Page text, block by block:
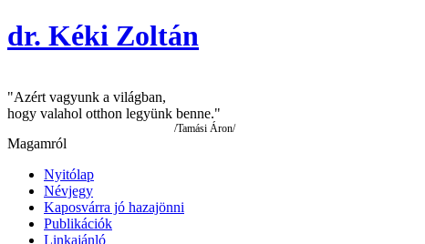
dr. Kéki Zoltán
"Azért vagyunk a világban,
hogy valahol otthon legyünk benne."
/Tamási Áron/
Magamról
Nyitólap
Névjegy
Kaposvárra jó hazajönni
Publikációk
Linkajánló